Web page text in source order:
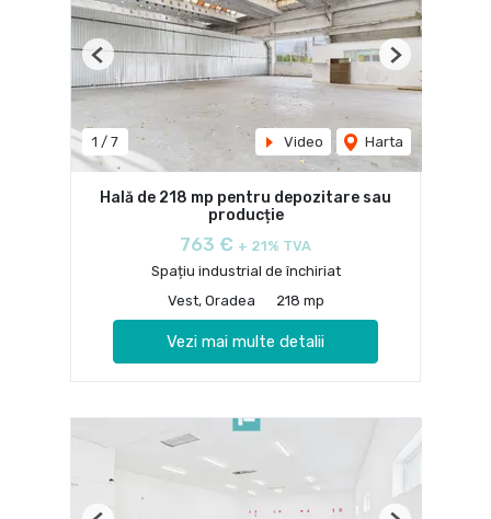
1 / 7 Video Harta
Previous Next
Hală de 218 mp pentru depozitare sau
producție
763 € + 21% TVA
Spațiu industrial de închiriat
Vest, Oradea
218 mp
Vezi mai multe detalii